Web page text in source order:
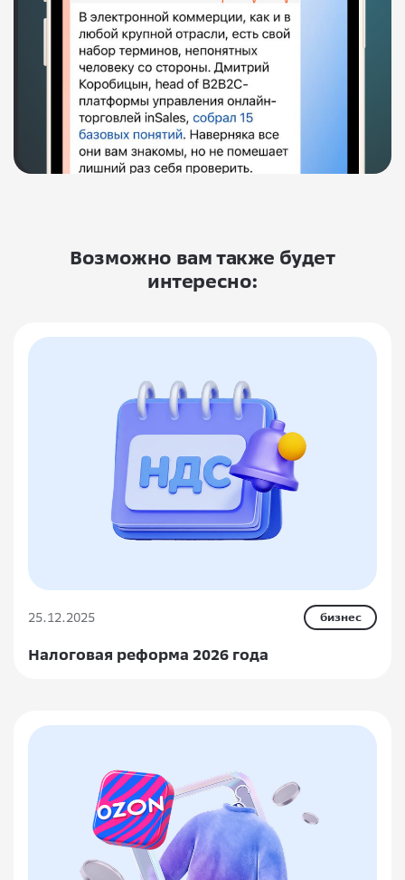
Возможно вам также будет
интересно:
25.12.2025 бизнес
Налоговая реформа 2026 года